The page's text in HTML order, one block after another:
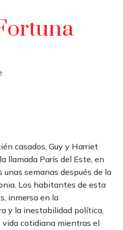
casados, Guy y Harriet
llamada París del Este, en
semanas después de la
Los habitantes de esta
inmersa en la
y la inestabilidad política,
cotidiana mientras el